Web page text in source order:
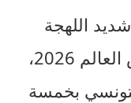
اللهجة
إلى منافسيه في نهائيات كأس العالم 2026،
بخمسة